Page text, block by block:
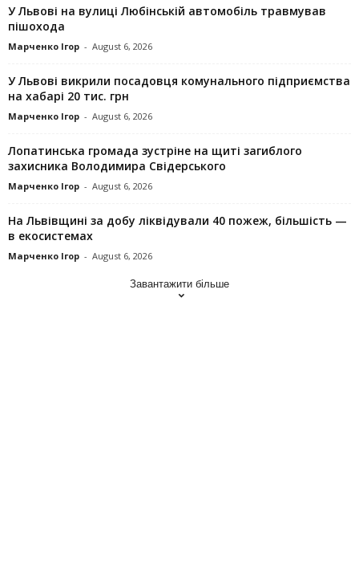
У Львові на вулиці Любінській автомобіль травмував
пішохода
Марченко Ігор - August 6, 2026
У Львові викрили посадовця комунального підприємства
на хабарі 20 тис. грн
Марченко Ігор - August 6, 2026
Лопатинська громада зустріне на щиті загиблого
захисника Володимира Свідерського
Марченко Ігор - August 6, 2026
На Львівщині за добу ліквідували 40 пожеж, більшість —
в екосистемах
Марченко Ігор - August 6, 2026
Завантажити більше